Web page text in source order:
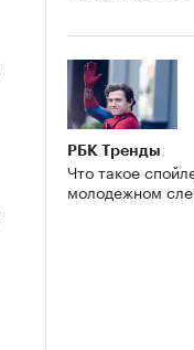
РБК Тренды
Что такое
молодежном